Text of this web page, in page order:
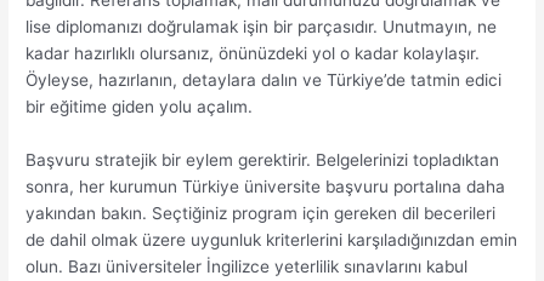
lise diplomanızı doğrulamak işin bir parçasıdır. Unutmayın, ne
kadar hazırlıklı olursanız, önünüzdeki yol o kadar kolaylaşır.
Öyleyse, hazırlanın, detaylara dalın ve Türkiye’de tatmin edici
bir eğitime giden yolu açalım.
Başvuru stratejik bir eylem gerektirir. Belgelerinizi topladıktan
sonra, her kurumun Türkiye üniversite başvuru portalına daha
yakından bakın. Seçtiğiniz program için gereken dil becerileri
de dahil olmak üzere uygunluk kriterlerini karşıladığınızdan emin
olun. Bazı üniversiteler İngilizce yeterlilik sınavlarını kabul